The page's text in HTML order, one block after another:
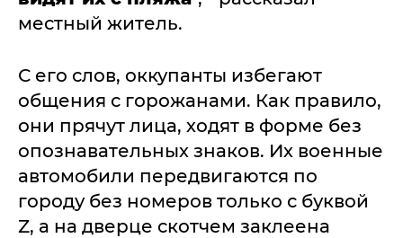
местный житель.
С его слов, оккупанты избегают
общения с горожанами. Как правило,
они прячут лица, ходят в форме без
опознавательных знаков. Их военные
автомобили передвигаются по
городу без номеров только с буквой
Z, а на дверце скотчем заклеена